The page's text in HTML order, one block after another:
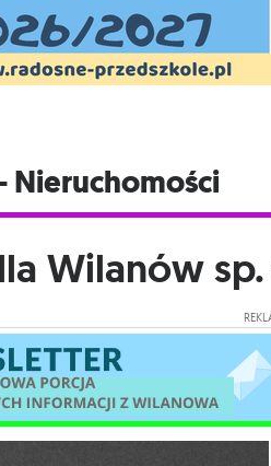
Nieruchomości
Wilanów